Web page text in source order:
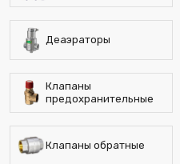
Деаэраторы
Клапаны
предохранительные
Клапаны обратные